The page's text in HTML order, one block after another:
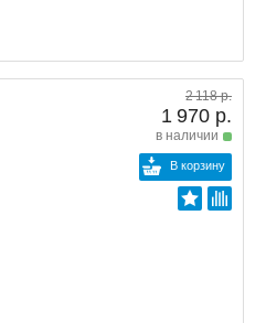
2 118 р.
1 970 р.
в наличии
В корзину